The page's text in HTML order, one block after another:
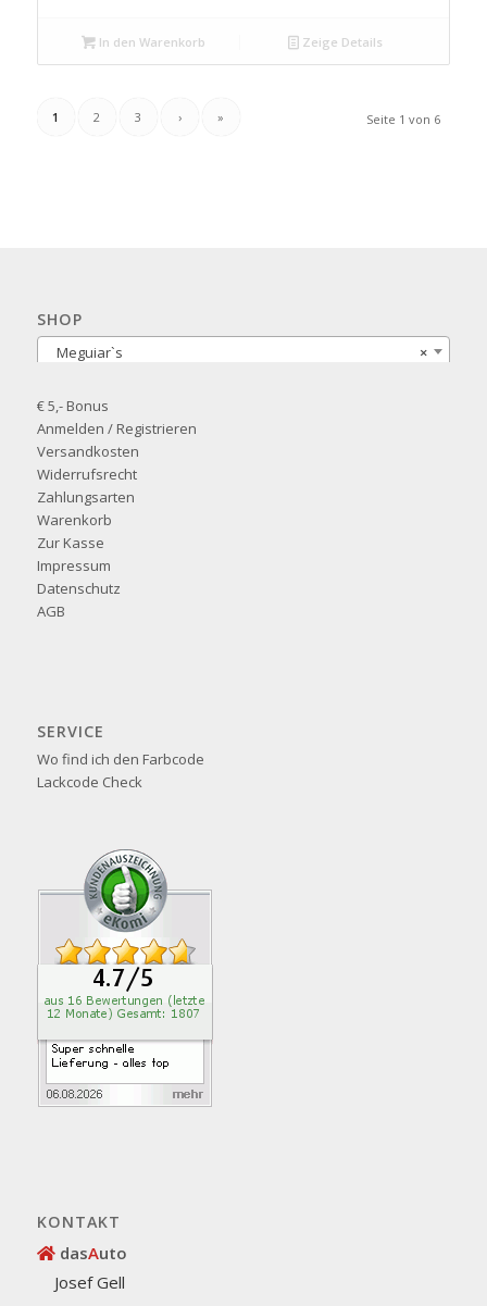
In den Warenkorb Zeige Details
Seite 1 von 6
1 2 3 › »
SHOP
×
Meguiar`s
€ 5,- Bonus
Anmelden / Registrieren
Versandkosten
Widerrufsrecht
Zahlungsarten
Warenkorb
Zur Kasse
Impressum
Datenschutz
AGB
SERVICE
Wo find ich den Farbcode
Lackcode Check
KONTAKT
dasAuto
Josef Gell